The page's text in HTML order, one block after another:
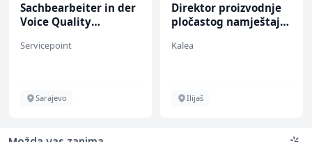
Sachbearbeiter in der
Voice Quality
Servicepoint
Sarajevo
Direktor proizvodnje
pločastog namještaja
Kalea
Ilijaš